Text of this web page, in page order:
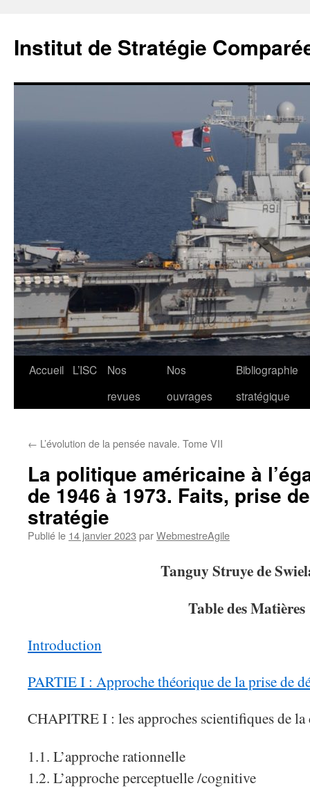
Institut de Stratégie
Aller
Accueil L’ISC
Nos
revues
Nos
ouvrages
Bibliographie
stratégique
← L’évolution de la pensée navale. Tome VII
La politique américaine à
de 1946 à 1973. Faits, prise
stratégie
Publié le 14 janvier 2023 parWebmestreAgile
Tanguy Struye de
Table des Matières
Introduction
PARTIE I : Approche théorique de la prise de
CHAPITRE I : les approches scientifiques de la
1.1. L’approche rationnelle
1.2. L’approche perceptuelle /cognitive